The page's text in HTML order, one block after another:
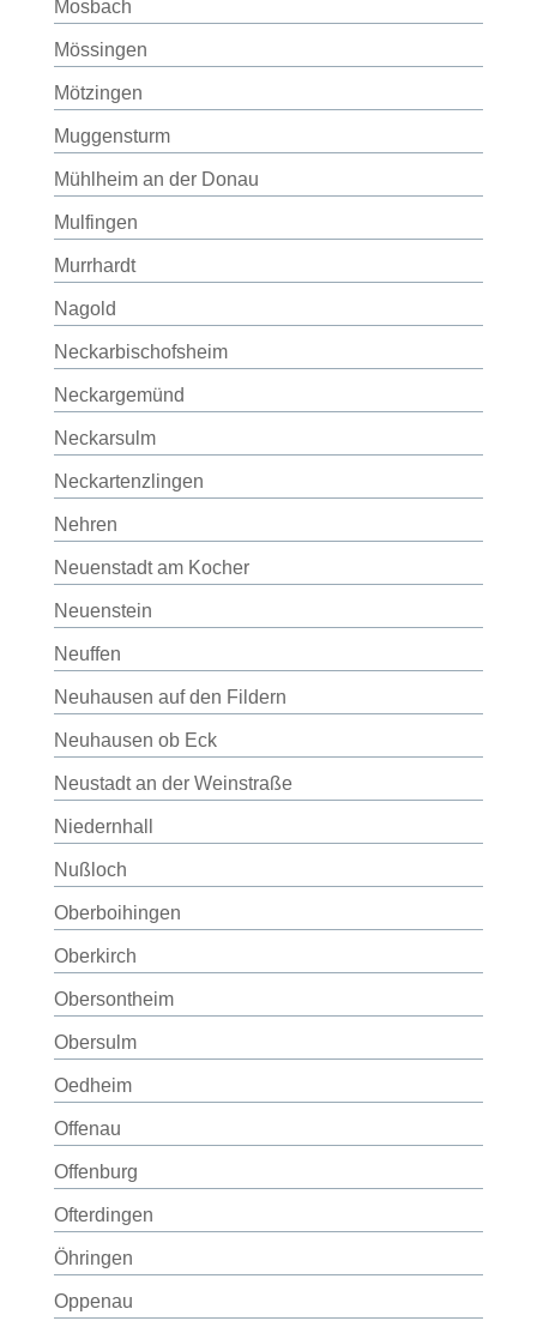
Mosbach
Mössingen
Mötzingen
Muggensturm
Mühlheim an der Donau
Mulfingen
Murrhardt
Nagold
Neckarbischofsheim
Neckargemünd
Neckarsulm
Neckartenzlingen
Nehren
Neuenstadt am Kocher
Neuenstein
Neuffen
Neuhausen auf den Fildern
Neuhausen ob Eck
Neustadt an der Weinstraße
Niedernhall
Nußloch
Oberboihingen
Oberkirch
Obersontheim
Obersulm
Oedheim
Offenau
Offenburg
Ofterdingen
Öhringen
Oppenau